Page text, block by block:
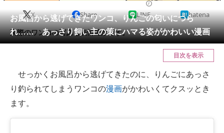
会員記事
メディア
ITの今と未来を見通す
お風呂から逃げてきたワンコ、りんごの匂いにつら
れ…… あっさり飼い主の策にハマる姿がかわいい漫画
X Share LINE hatena
実際のワンコの写真も表情豊かです。
目次を表示
せっかくお風呂から逃げてきたのに、りんごにあっさ
り釣られてしまうワンコの漫画がかわいくてクスッとき
ます。